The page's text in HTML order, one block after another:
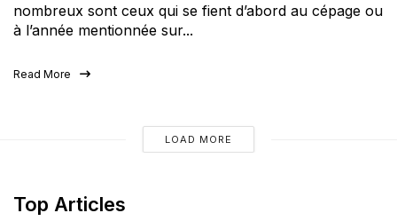
nombreux sont ceux qui se fient d’abord au cépage ou
à l’année mentionnée sur...
Read More
LOAD MORE
Top Articles